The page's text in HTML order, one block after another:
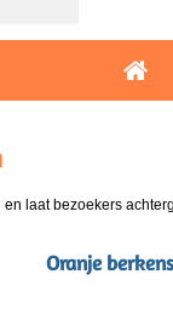
laat bezoekers
Oranje